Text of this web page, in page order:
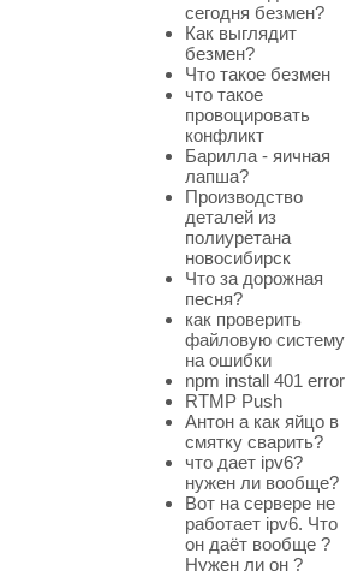
сегодня безмен?
Как выглядит
безмен?
Что такое безмен
что такое
провоцировать
конфликт
Барилла - яичная
лапша?
Производство
деталей из
полиуретана
новосибирск
Что за дорожная
песня?
как проверить
файловую систему
на ошибки
npm install 401 error
RTMP Push
Антон а как яйцо в
смятку сварить?
что дает ipv6?
нужен ли вообще?
Вот на сервере не
работает ipv6. Что
он даёт вообще ?
Нужен ли он ?